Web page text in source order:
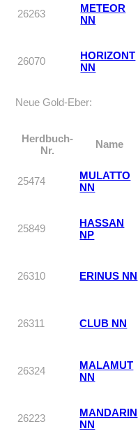
26263
METEOR
NN
26070
HORIZONT
NN
Neue Gold-Eber:
Herdbuch-
Nr.
Name
25474
MULATTO
NN
25849
HASSAN
NP
26310 ERINUS NN
26311 CLUB NN
26324
MALAMUT
NN
26223
MANDARIN
NN